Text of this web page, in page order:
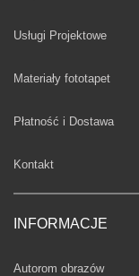
Usługi Projektowe
Materiały fototapet
Płatność i Dostawa
Kontakt
INFORMACJE
Autorom obrazów